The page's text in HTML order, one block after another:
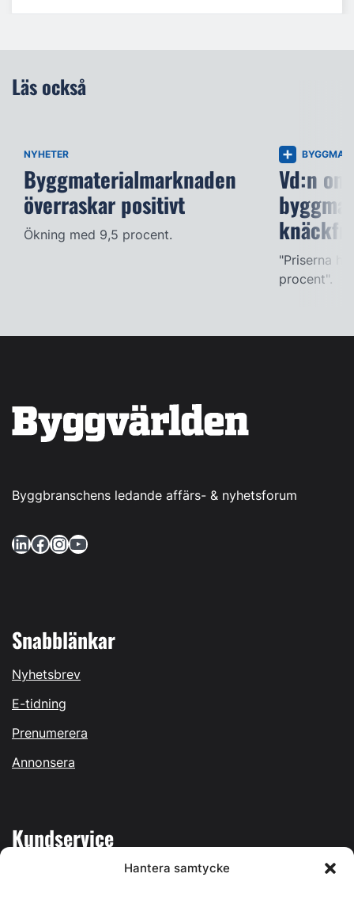
Hantera samtycke
Läs också
NYHETER
Byggmaterialmarknaden
överraskar positivt
Ökning med 9,5 procent.
Vd:n om
"Priserna
procent".
Byggbranschens ledande affärs- & nyhetsforum
LinkedIn Facebook InstagramYouTube
Snabblänkar
Nyhetsbrev
E-tidning
Prenumerera
Annonsera
Kundservice